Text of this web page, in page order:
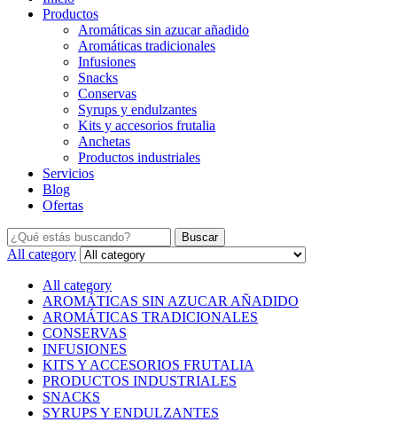
Productos
Aromáticas sin azucar añadido
Aromáticas tradicionales
Infusiones
Snacks
Conservas
Syrups y endulzantes
Kits y accesorios frutalia
Anchetas
Productos industriales
Servicios
Blog
Ofertas
Buscar
All category
All category
AROMÁTICAS SIN AZUCAR AÑADIDO
AROMÁTICAS TRADICIONALES
CONSERVAS
INFUSIONES
KITS Y ACCESORIOS FRUTALIA
PRODUCTOS INDUSTRIALES
SNACKS
SYRUPS Y ENDULZANTES